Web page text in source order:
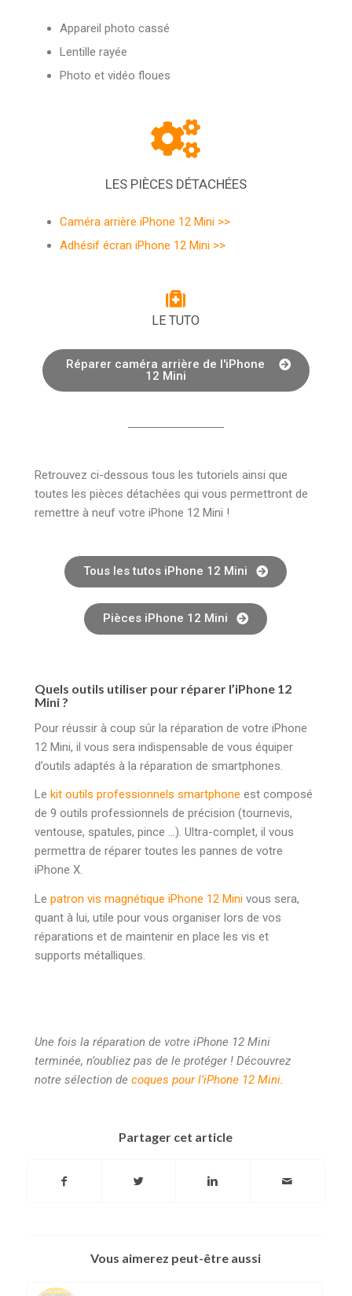
Appareil photo cassé
Lentille rayée
Photo et vidéo floues
LES PIÈCES DÉTACHÉES
Caméra arrière iPhone 12 Mini >>
Adhésif écran iPhone 12 Mini >>
LE TUTO
Réparer caméra arrière de l'iPhone
12 Mini
Retrouvez ci-dessous tous les tutoriels ainsi que
toutes les pièces détachées qui vous permettront de
remettre à neuf votre iPhone 12 Mini !
Tous les tutos iPhone 12 Mini
Pièces iPhone 12 Mini
Quels outils utiliser pour réparer l’iPhone 12
Mini ?
Pour réussir à coup sûr la réparation de votre iPhone
12 Mini, il vous sera indispensable de vous équiper
d’outils adaptés à la réparation de smartphones.
Le kit outils professionnels smartphone est composé
de 9 outils professionnels de précision (tournevis,
ventouse, spatules, pince …). Ultra-complet, il vous
permettra de réparer toutes les pannes de votre
iPhone X.
Le patron vis magnétique iPhone 12 Minivous sera,
quant à lui, utile pour vous organiser lors de vos
réparations et de maintenir en place les vis et
supports métalliques.
Une fois la réparation de votre iPhone 12 Mini
terminée, n’oubliez pas de le protéger ! Découvrez
notre sélection de coques pour l’iPhone 12 Mini.
Partager cet article
Vous aimerez peut-être aussi